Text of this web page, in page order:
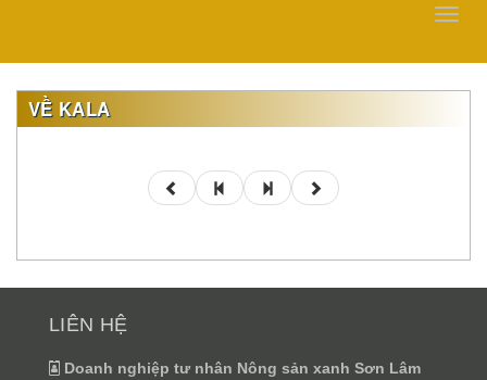
VỀ KALA
LIÊN HỆ
Doanh nghiệp tư nhân Nông sản xanh Sơn Lâm